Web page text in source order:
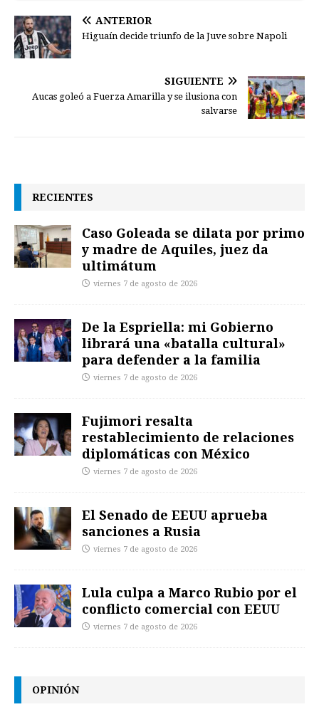
ANTERIOR
Higuaín decide triunfo de la Juve sobre Napoli
SIGUIENTE
Aucas goleó a Fuerza Amarilla y se ilusiona con
salvarse
RECIENTES
Caso Goleada se dilata por primo
y madre de Aquiles, juez da
ultimátum
viernes 7 de agosto de 2026
De la Espriella: mi Gobierno
librará una «batalla cultural»
para defender a la familia
viernes 7 de agosto de 2026
Fujimori resalta
restablecimiento de relaciones
diplomáticas con México
viernes 7 de agosto de 2026
El Senado de EEUU aprueba
sanciones a Rusia
viernes 7 de agosto de 2026
Lula culpa a Marco Rubio por el
conflicto comercial con EEUU
viernes 7 de agosto de 2026
OPINIÓN